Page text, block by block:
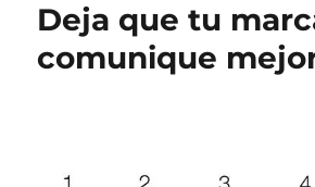
Deja que tu
comunique